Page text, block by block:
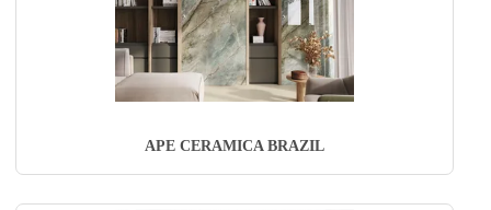
APE CERAMICA BRAZIL